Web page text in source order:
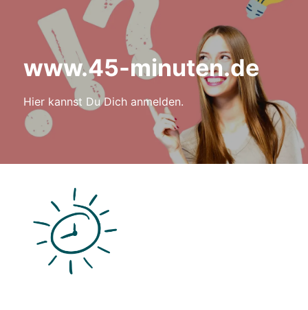
www.45-minuten.de
Hier kannst Du Dich anmelden.